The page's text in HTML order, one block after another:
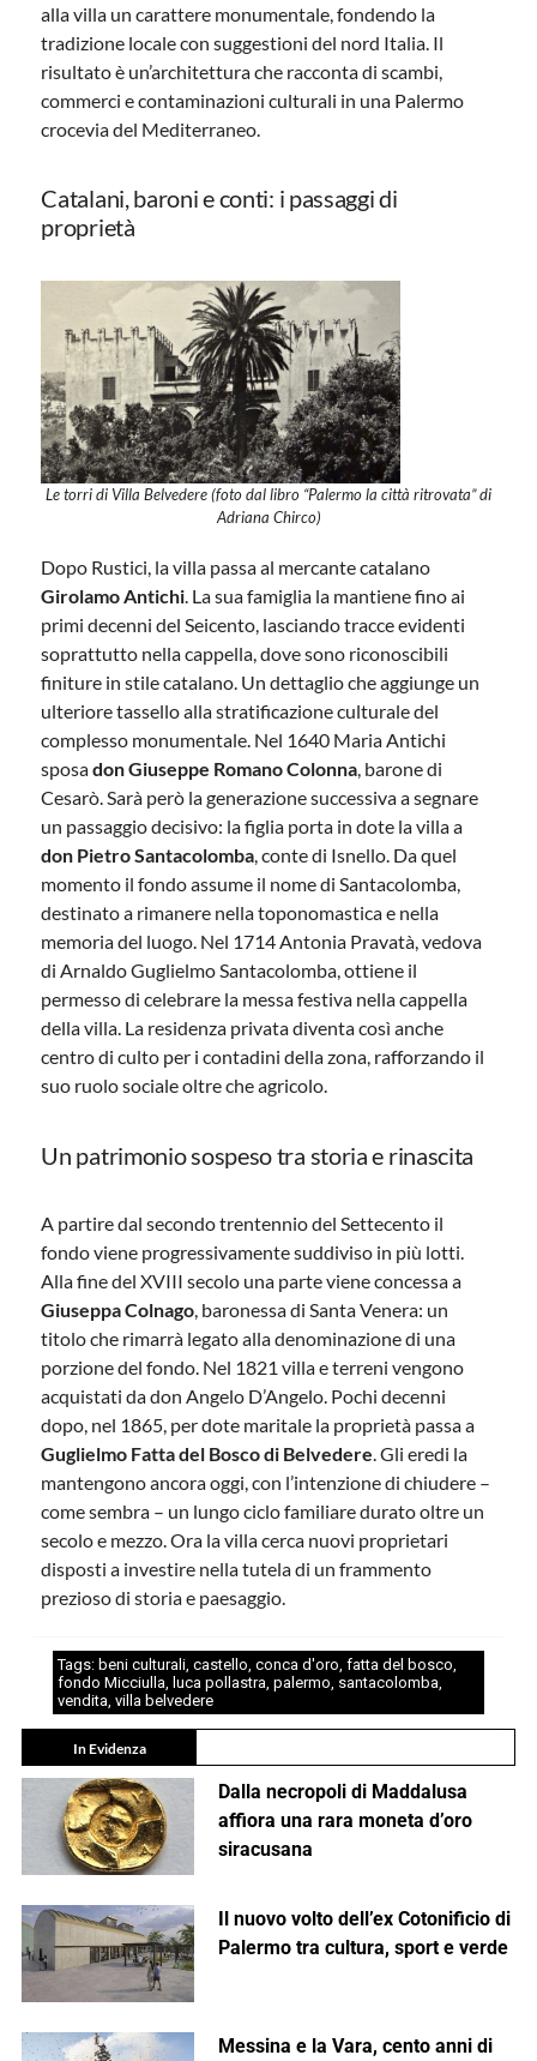
alla villa un carattere monumentale, fondendo la
tradizione locale con suggestioni del nord Italia. Il
risultato è un’architettura che racconta di scambi,
commerci e contaminazioni culturali in una Palermo
crocevia del Mediterraneo.
Catalani, baroni e conti: i passaggi di
proprietà
Le torri di Villa Belvedere (foto dal libro “Palermo la città ritrovata” di
Adriana Chirco)
Dopo Rustici, la villa passa al mercante catalano
Girolamo Antichi. La sua famiglia la mantiene fino ai
primi decenni del Seicento, lasciando tracce evidenti
soprattutto nella cappella, dove sono riconoscibili
finiture in stile catalano. Un dettaglio che aggiunge un
ulteriore tassello alla stratificazione culturale del
complesso monumentale. Nel 1640 Maria Antichi
sposadon Giuseppe Romano Colonna, barone di
Cesarò. Sarà però la generazione successiva a segnare
un passaggio decisivo: la figlia porta in dote la villa a
don Pietro Santacolomba, conte di Isnello. Da quel
momento il fondo assume il nome di Santacolomba,
destinato a rimanere nella toponomastica e nella
memoria del luogo. Nel 1714 Antonia Pravatà, vedova
di Arnaldo Guglielmo Santacolomba, ottiene il
permesso di celebrare la messa festiva nella cappella
della villa. La residenza privata diventa così anche
centro di culto per i contadini della zona, rafforzando il
suo ruolo sociale oltre che agricolo.
Un patrimonio sospeso tra storia e rinascita
A partire dal secondo trentennio del Settecento il
fondo viene progressivamente suddiviso in più lotti.
Alla fine del XVIII secolo una parte viene concessa a
Giuseppa Colnago, baronessa di Santa Venera: un
titolo che rimarrà legato alla denominazione di una
porzione del fondo. Nel 1821 villa e terreni vengono
acquistati da don Angelo D’Angelo. Pochi decenni
dopo, nel 1865, per dote maritale la proprietà passa a
Guglielmo Fatta del Bosco di Belvedere. Gli eredi la
mantengono ancora oggi, con l’intenzione di chiudere –
come sembra – un lungo ciclo familiare durato oltre un
secolo e mezzo. Ora la villa cerca nuovi proprietari
disposti a investire nella tutela di un frammento
prezioso di storia e paesaggio.
Tags: beni culturali, castello, conca d'oro, fatta del bosco,
fondo Micciulla, luca pollastra, palermo, santacolomba,
vendita, villa belvedere
In Evidenza
Dalla necropoli di Maddalusa
affiora una rara moneta d’oro
siracusana
Il nuovo volto dell’ex Cotonificio di
Palermo tra cultura, sport e verde
Messina e la Vara, cento anni di